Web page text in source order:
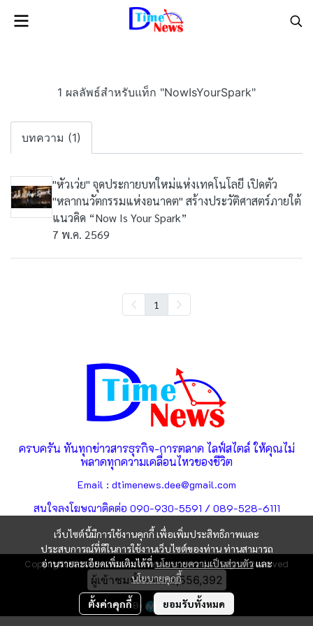
1 ผลลัพธ์สำหรับแท็ก "NowIsYourSpark"
บทความ (1)
"หัวเว่ย" จุดประกายบทใหม่แห่งเทคโนโลยี เปิดตัว
"หลากนวัตกรรมแห่งอนาคต" สร้างประวัติศาสตร์ภายใต้
แนวคิด “Now Is Your Spark”
7 พ.ค. 2569
1
เว็บไซต์นี้มีการใช้งานคุกกี้ เพื่อเพิ่มประสิทธิภาพและ
ประสบการณ์ที่ดีในการใช้งานเว็บไซต์ของท่าน ท่านสามารถ
อ่านรายละเอียดเพิ่มเติมได้ที่นโยบายความเป็นส่วนตัวและ
นโยบายคุกกี้
ตั้งค่าคุกกี้ ยอมรับทั้งหมด
ครบครัน ทันทุกข่าวสารธุรกิจ-การตลาด ไลฟ์สไตล์ ให้คุณไม่
พลาดทุกความเคลื่อนไหวของชีวิต
Email : dtimenews.dee@gmail.com
สนใจลงโฆษณาติดต่อ 090-930-5591 / 089-528-6111
Copyright © 2025-2026 | dtimenews.com | All Rights Reserved
ผู้เข้าชมทั้งหมด3,556,392
Powered By MakeWebEasy